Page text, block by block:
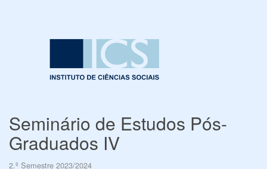
Seminário de Estudos Pós-
Graduados IV
2.º Semestre 2023/2024